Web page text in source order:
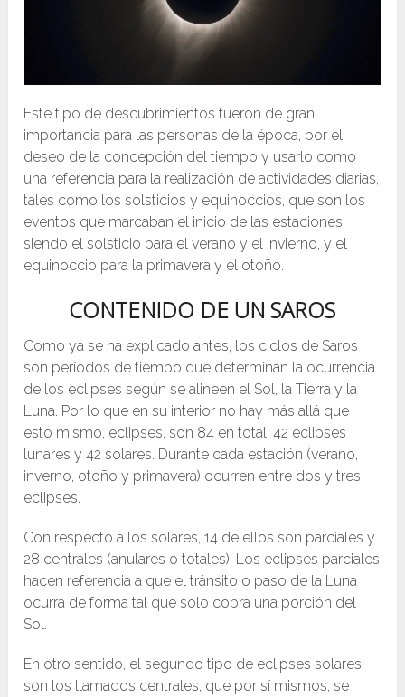
Este tipo de descubrimientos fueron de gran
importancia para las personas de la época, por el
deseo de la concepción del tiempo y usarlo como
una referencia para la realización de actividades diarias,
tales como los solsticios y equinoccios, que son los
eventos que marcaban el inicio de las estaciones,
siendo el solsticio para el verano y el invierno, y el
equinoccio para la primavera y el otoño.
CONTENIDO DE UN SAROS
Como ya se ha explicado antes, los ciclos de Saros
son períodos de tiempo que determinan la ocurrencia
de los eclipses según se alineen el Sol, la Tierra y la
Luna. Por lo que en su interior no hay más allá que
esto mismo, eclipses, son 84 en total: 42 eclipses
lunares y 42 solares. Durante cada estación (verano,
inverno, otoño y primavera) ocurren entre dos y tres
eclipses.
Con respecto a los solares, 14 de ellos son parciales y
28 centrales (anulares o totales). Los eclipses parciales
hacen referencia a que el tránsito o paso de la Luna
ocurra de forma tal que solo cobra una porción del
Sol.
En otro sentido, el segundo tipo de eclipses solares
son los llamados centrales, que por sí mismos, se